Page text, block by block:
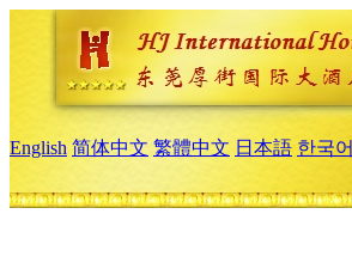
English 简体中文 繁體中文 日本語 한국어